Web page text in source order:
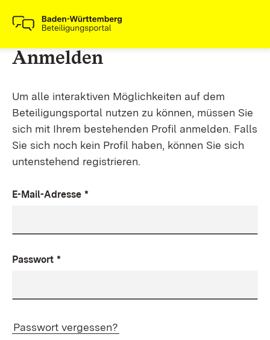
Anmelden
Um alle interaktiven Möglichkeiten auf dem
Beteiligungsportal nutzen zu können, müssen Sie
sich mit Ihrem bestehenden Profil anmelden. Falls
Sie sich noch kein Profil haben, können Sie sich
untenstehend registrieren.
E-Mail-Adresse *
Passwort *
Passwort vergessen?